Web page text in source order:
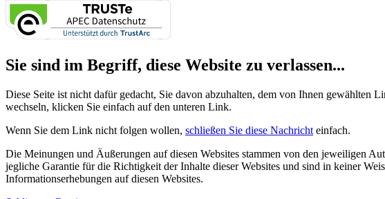
Sie sind im Begriff, diese Website zu verlassen...
Diese Seite ist nicht dafür gedacht, Sie davon abzuhalten, dem von Ihnen gewählten
wechseln, klicken Sie einfach auf den unteren Link.
Wenn Sie dem Link nicht folgen wollen, schließen Sie diese Nachricht einfach.
Die Meinungen und Äußerungen auf diesen Websites stammen von den jeweiligen
jegliche Garantie für die Richtigkeit der Inhalte dieser Websites und sind in keiner
Informationserhebungen auf diesen Websites.